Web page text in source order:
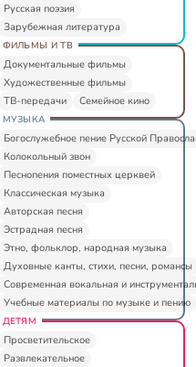
Русская поэзия
Зарубежная литература
ФИЛЬМЫ И ТВ
Документальные фильмы
Художественные фильмы
ТВ-передачи
Семейное кино
МУЗЫКА
Богослужебное пение Русской
Колокольный звон
Песнопения поместных церквей
Классическая музыка
Авторская песня
Эстрадная песня
Этно, фольклор, народная музыка
Духовные канты, стихи, песни, романсы
Современная вокальная и
Учебные материалы по музыке и пению
ДЕТЯМ
Просветительское
Развлекательное